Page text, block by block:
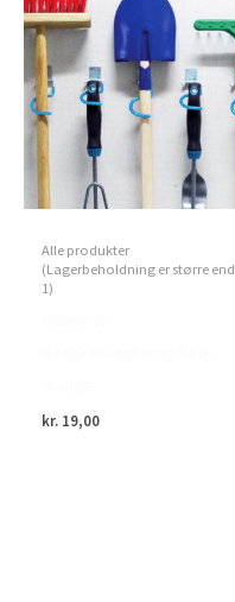
Alle produkter
(Lagerbeholdning er større end
1)
kr. 19,00